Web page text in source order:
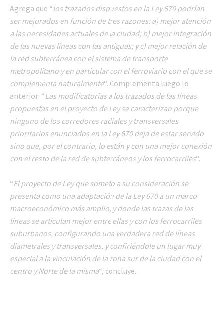
Agrega que “los trazados dispuestos en la Ley 670 podrían
ser mejorados en función de tres razones: a) mejor atención
a las necesidades actuales de la ciudad; b) mejor integración
de las nuevas líneas con las antiguas; y c) mejor relación de
la red subterránea con el sistema de transporte
metropolitano y en particular con el ferroviario con el que se
complementa naturalmente“. Complementa luego lo
anterior: “Las modificatorias a los trazados de las líneas
propuestas en el proyecto de Ley se caracterizan porque
ninguno de los corredores radiales y transversales
prioritarios enunciados en la Ley 670 deja de estar servido
sino que, por el contrario, lo están y con una mejor conexión
con el resto de la red de subterráneos y los ferrocarriles“.
“El proyecto de Ley que someto a su consideración se
presenta como una adaptación de la Ley 670 a un marco
macroeconómico más amplio, y donde las trazas de las
líneas se articulan mejor entre ellas y con los ferrocarriles
suburbanos, configurando una verdadera red de líneas
diametrales y transversales, y confiriéndole un lugar muy
especial a la vinculación de la zona sur de la ciudad con el
centro y Norte de la misma“, concluye.